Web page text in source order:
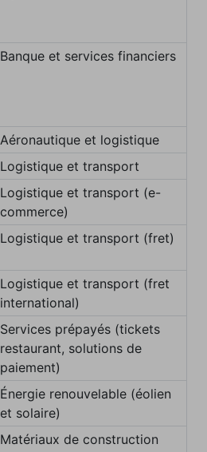
Banque et services financiers
Aéronautique et logistique
Logistique et transport
Logistique et transport (e-
commerce)
Logistique et transport (fret)
Logistique et transport (fret
international)
Services prépayés (tickets
restaurant, solutions de
paiement)
Énergie renouvelable (éolien
et solaire)
Matériaux de construction